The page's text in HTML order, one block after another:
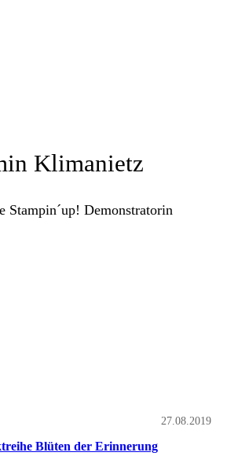
Klimanietz
Stampin´up! Demonstratorin
27.08.2019
Blüten der Erinnerung